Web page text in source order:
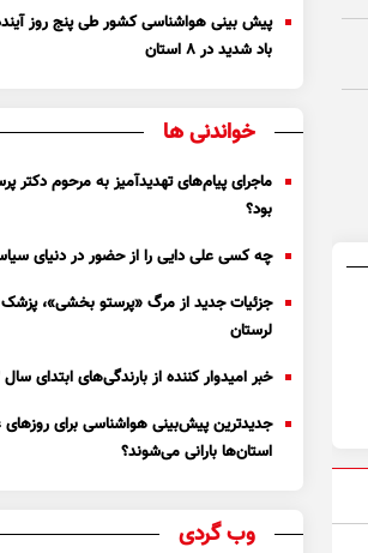
پیش بینی هواشناسی کشور طی پنج روز
باد شدید در ۸ استان
خواندنی ها
ماجرای پیام‌های تهدیدآمیز به مرحوم دکتر
بود؟
چه کسی علی دایی را از حضور در دنیای
جزئیات جدید از مرگ «پرستو بخشی»،
لرستان
خبر امیدوار کننده از بارندگی‌های ابتدای سال ۱۴۰۳
جدیدترین پیش‌بینی هواشناسی برای روزهای
استان‌ها بارانی می‌شوند؟
وب گردی